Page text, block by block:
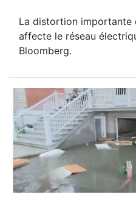
La distortion importante
affecte le réseau
Bloomberg.